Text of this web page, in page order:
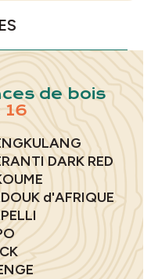
de bois
16
DARK RED
d'AFRIQUE